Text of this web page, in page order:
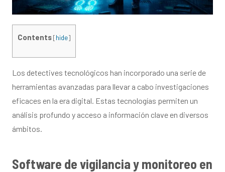
Contents[hide]
Los detectives tecnológicos han incorporado una serie de
herramientas avanzadas para llevar a cabo investigaciones
eficaces en la era digital. Estas tecnologías permiten un
análisis profundo y acceso a información clave en diversos
ámbitos.
Software de vigilancia y monitoreo en